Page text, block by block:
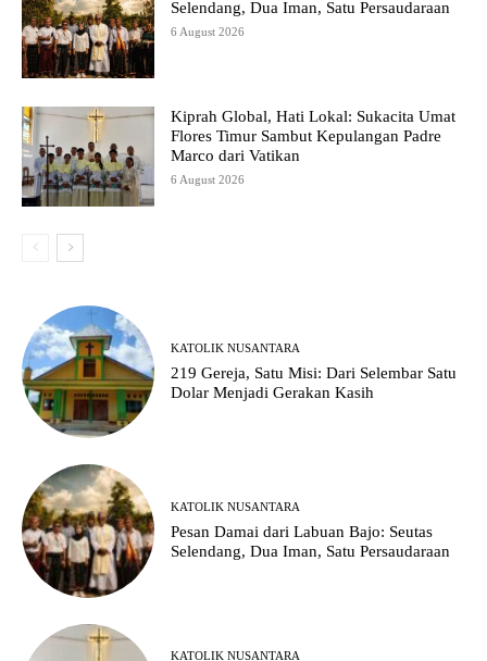
Selendang, Dua Iman, Satu Persaudaraan
6 August 2026
Kiprah Global, Hati Lokal: Sukacita Umat
Flores Timur Sambut Kepulangan Padre
Marco dari Vatikan
6 August 2026
KATOLIK NUSANTARA
219 Gereja, Satu Misi: Dari Selembar Satu
Dolar Menjadi Gerakan Kasih
KATOLIK NUSANTARA
Pesan Damai dari Labuan Bajo: Seutas
Selendang, Dua Iman, Satu Persaudaraan
KATOLIK NUSANTARA